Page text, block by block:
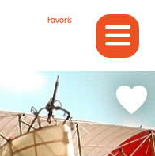
Favoris